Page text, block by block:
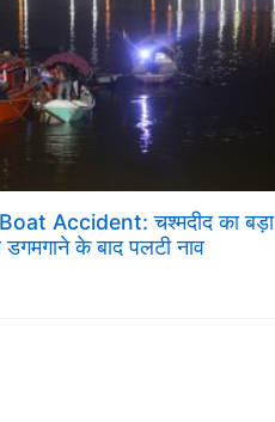
Accident: चश्मदीद का बड़ा
के बाद पलटी नाव